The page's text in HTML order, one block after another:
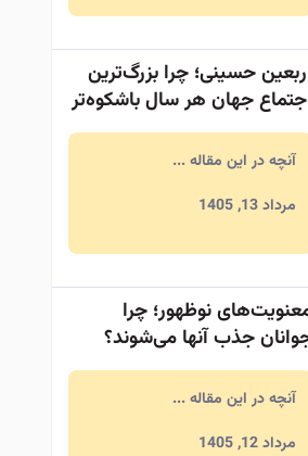
حسینی؛ چرا بزرگ‌ترین
جهان هر سال باشکوه‌تر
آنچه در این مقاله ...
مرداد 13, 1405
نوظهور؛ چرا
جذب آنها می‌شوند؟
آنچه در این مقاله ...
مرداد 12, 1405